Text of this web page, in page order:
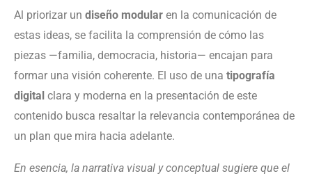
Al priorizar un diseño modular en la comunicación de
estas ideas, se facilita la comprensión de cómo las
piezas —familia, democracia, historia— encajan para
formar una visión coherente. El uso de una tipografía
digital clara y moderna en la presentación de este
contenido busca resaltar la relevancia contemporánea de
un plan que mira hacia adelante.
En esencia, la narrativa visual y conceptual sugiere que el